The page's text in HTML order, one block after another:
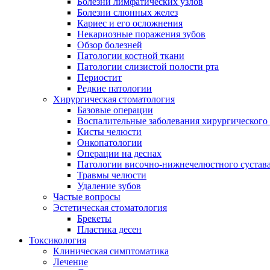
Болезни слюнных желез
Кариес и его осложнения
Некариозные поражения зубов
Обзор болезней
Патологии костной ткани
Патологии слизистой полости рта
Периостит
Редкие патологии
Хирургическая стоматология
Базовые операции
Воспалительные заболевания
Кисты челюсти
Онкопатологии
Операции на деснах
Патологии височно-нижнечелюстного сустава
Травмы челюсти
Удаление зубов
Частые вопросы
Эстетическая стоматология
Брекеты
Пластика десен
Токсикология
Клиническая симптоматика
Лечение